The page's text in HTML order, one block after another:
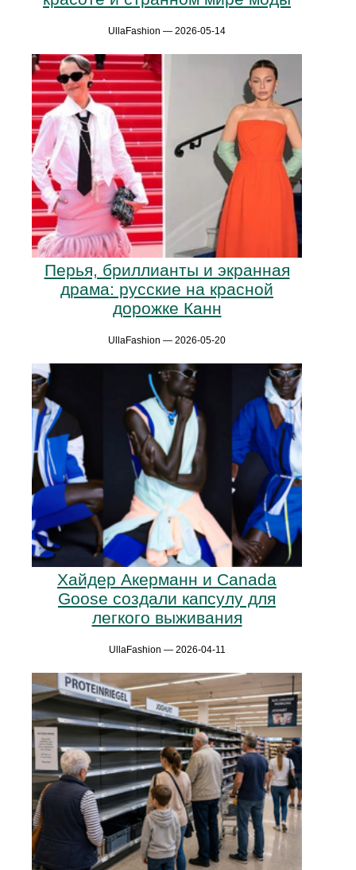
UllaFashion — 2026-05-14
Перья, бриллианты и экранная
драма: русские на красной
дорожке Канн
UllaFashion — 2026-05-20
Хайдер Акерманн и Canada
Goose создали капсулу для
легкого выживания
UllaFashion — 2026-04-11